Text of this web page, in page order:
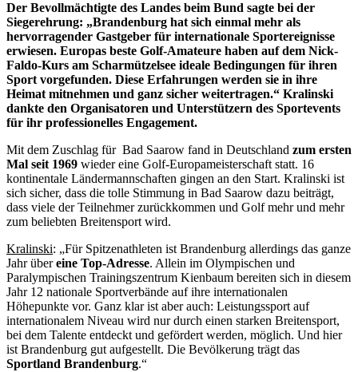
Der Bevollmächtigte des Landes beim Bund sagte bei der
Siegerehrung: „Brandenburg hat sich einmal mehr als
hervorragender Gastgeber für internationale Sportereignisse
erwiesen. Europas beste Golf-Amateure haben auf dem Nick-
Faldo-Kurs am Scharmützelsee ideale Bedingungen für ihren
Sport vorgefunden. Diese Erfahrungen werden sie in ihre
Heimat mitnehmen und ganz sicher weitertragen.“ Kralinski
dankte den Organisatoren und Unterstützern des Sportevents
für ihr professionelles Engagement.
Mit dem Zuschlag für Bad Saarow fand in Deutschland zum ersten
Mal seit 1969 wieder eine Golf-Europameisterschaft statt. 16
kontinentale Ländermannschaften gingen an den Start. Kralinski ist
sich sicher, dass die tolle Stimmung in Bad Saarow dazu beiträgt,
dass viele der Teilnehmer zurückkommen und Golf mehr und mehr
zum beliebten Breitensport wird.
Kralinski: „Für Spitzenathleten ist Brandenburg allerdings das ganze
Jahr übereine Top-Adresse. Allein im Olympischen und
Paralympischen Trainingszentrum Kienbaum bereiten sich in diesem
Jahr 12 nationale Sportverbände auf ihre internationalen
Höhepunkte vor. Ganz klar ist aber auch: Leistungssport auf
internationalem Niveau wird nur durch einen starken Breitensport,
bei dem Talente entdeckt und gefördert werden, möglich. Und hier
ist Brandenburg gut aufgestellt. Die Bevölkerung trägt das
Sportland Brandenburg.“